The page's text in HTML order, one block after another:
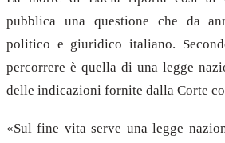
pubblica una questione che da
politico e giuridico italiano.
percorrere è quella di una legge
delle indicazioni fornite dalla Corte
«Sul fine vita serve una legge